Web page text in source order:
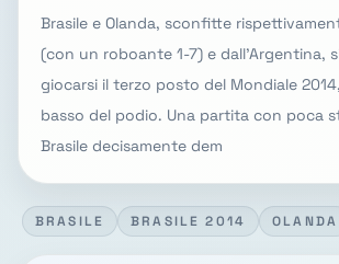
Brasile e Olanda, sconfitte
(con un roboante 1-7) e dall'Argentina,
giocarsi il terzo posto del Mondiale
basso del podio. Una partita con poca
Brasile decisamente dem
BRASILE BRASILE 2014 OLANDA